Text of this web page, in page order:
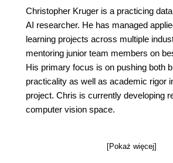
Christopher Kruger is a practicing
AI researcher. He has managed
learning projects across multiple
mentoring junior team members on
His primary focus is on pushing both
practicality as well as academic rigor
project. Chris is currently developing
computer vision space.
[Pokaż więcej]